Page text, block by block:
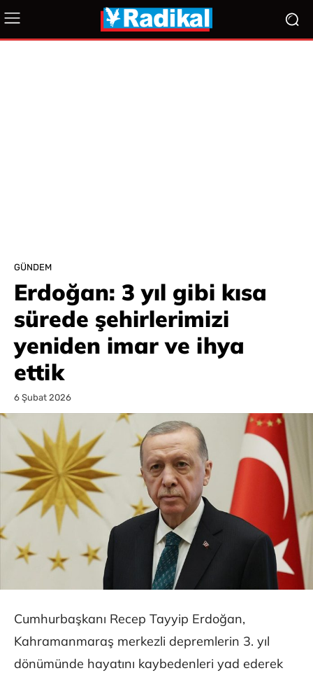
GÜNDEM
Erdoğan: 3 yıl gibi kısa
sürede şehirlerimizi
yeniden imar ve ihya
ettik
6 Şubat 2026
Cumhurbaşkanı Recep Tayyip Erdoğan,
Kahramanmaraş merkezli depremlerin 3. yıl
dönümünde hayatını kaybedenleri yad ederek